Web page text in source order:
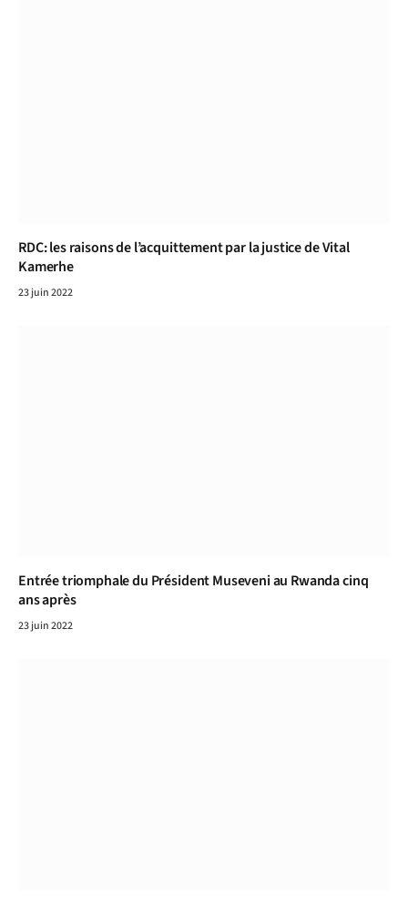
RDC: les raisons de l’acquittement par la justice de Vital
Kamerhe
23 juin 2022
Entrée triomphale du Président Museveni au Rwanda cinq
ans après
23 juin 2022